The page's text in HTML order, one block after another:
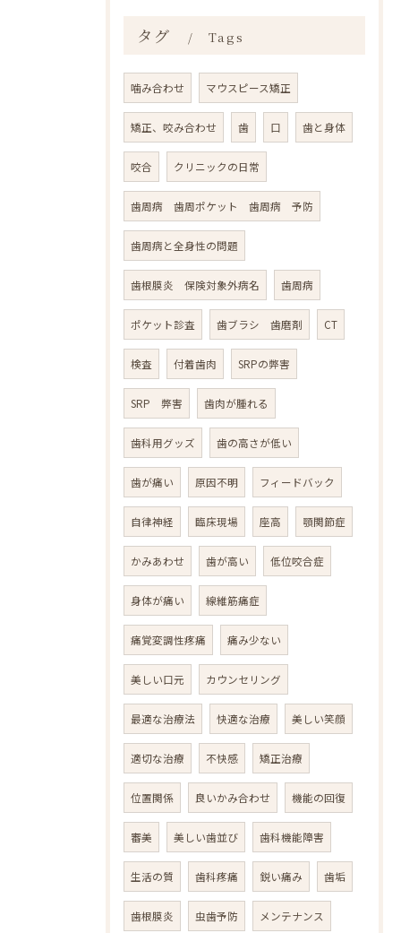
タグ Tags
噛み合わせ マウスピース矯正
矯正、咬み合わせ 歯 口 歯と身体
咬合 クリニックの日常
歯周病 歯周ポケット 歯周病 予防
歯周病と全身性の問題
歯根膜炎 保険対象外病名 歯周病
ポケット診査 歯ブラシ 歯磨剤 CT
検査 付着歯肉 SRPの弊害
SRP 弊害 歯肉が腫れる
歯科用グッズ 歯の高さが低い
歯が痛い 原因不明 フィードバック
自律神経 臨床現場 座高 顎関節症
かみあわせ 歯が高い 低位咬合症
身体が痛い 線維筋痛症
痛覚変調性疼痛 痛み少ない
美しい口元 カウンセリング
最適な治療法 快適な治療 美しい笑顔
適切な治療 不快感 矯正治療
位置関係 良いかみ合わせ 機能の回復
審美 美しい歯並び 歯科機能障害
生活の質 歯科疼痛 鋭い痛み 歯垢
歯根膜炎 虫歯予防 メンテナンス